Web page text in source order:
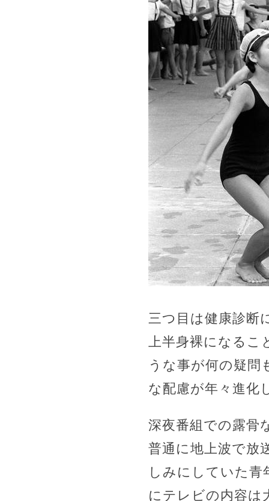
三つ目は健康診断
上半身裸になるこ
うな事が何の疑問
な配慮が年々進化
深夜番組での露骨
普通に地上波で放
しみにしていた
にテレビの内容は